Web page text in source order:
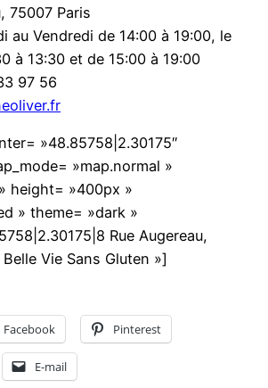
75007 Paris
au Vendredi de 14:00 à 19:00, le
à 13:30 et de 15:00 à 19:00
97 56
»48.85758|2.30175″
»map.normal »
height= »400px »
» theme= »dark »
Rue Augereau,
Vie Sans Gluten »]
Facebook Pinterest
E-mail